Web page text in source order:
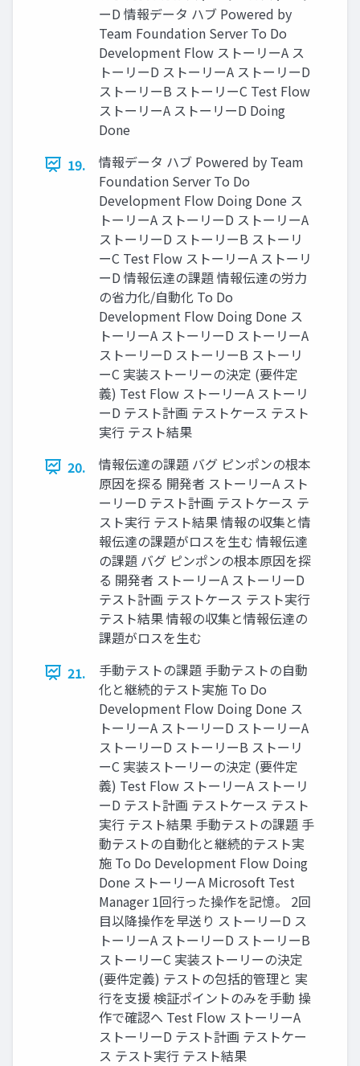
ーD 情報データ ハブ Powered by
Team Foundation Server To Do
Development Flow ストーリーA ス
トーリーD ストーリーA ストーリーD
ストーリーB ストーリーC Test Flow
ストーリーA ストーリーD Doing
Done
19.
情報データ ハブ Powered by Team
Foundation Server To Do
Development Flow Doing Done ス
トーリーA ストーリーD ストーリーA
ストーリーD ストーリーB ストーリ
ーC Test Flow ストーリーA ストーリ
ーD 情報伝達の課題 情報伝達の労⼒
の省⼒化/自動化 To Do
Development Flow Doing Done ス
トーリーA ストーリーD ストーリーA
ストーリーD ストーリーB ストーリ
ーC 実装ストーリーの決定 (要件定
義) Test Flow ストーリーA ストーリ
ーD テスト計画 テストケース テスト
実⾏ テスト結果
20.
情報伝達の課題 バグ ピンポンの根本
原因を探る 開発者 ストーリーA スト
ーリーD テスト計画 テストケース テ
スト実⾏ テスト結果 情報の収集と情
報伝達の課題がロスを生む 情報伝達
の課題 バグ ピンポンの根本原因を探
る 開発者 ストーリーA ストーリーD
テスト計画 テストケース テスト実⾏
テスト結果 情報の収集と情報伝達の
課題がロスを生む
21.
手動テストの課題 手動テストの自動
化と継続的テスト実施 To Do
Development Flow Doing Done ス
トーリーA ストーリーD ストーリーA
ストーリーD ストーリーB ストーリ
ーC 実装ストーリーの決定 (要件定
義) Test Flow ストーリーA ストーリ
ーD テスト計画 テストケース テスト
実⾏ テスト結果 手動テストの課題 手
動テストの自動化と継続的テスト実
施 To Do Development Flow Doing
Done ストーリーA Microsoft Test
Manager 1回⾏った操作を記憶。 2回
目以降操作を早送り ストーリーD ス
トーリーA ストーリーD ストーリーB
ストーリーC 実装ストーリーの決定
(要件定義) テストの包括的管理と 実
⾏を⽀援 検証ポイントのみを手動 操
作で確認へ Test Flow ストーリーA
ストーリーD テスト計画 テストケー
ス テスト実⾏ テスト結果